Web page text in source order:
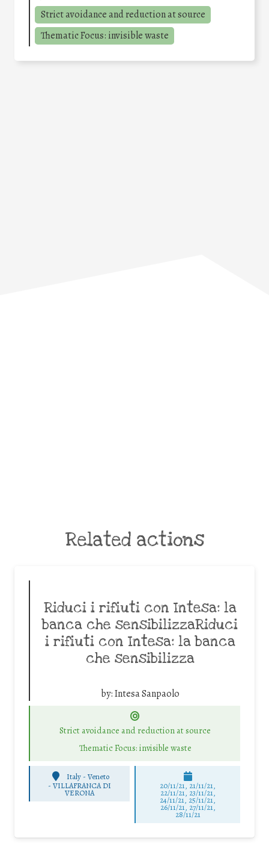
Strict avoidance and reduction at source
Thematic Focus: invisible waste
Related actions
Riduci i rifiuti con Intesa: la
banca che sensibilizzaRiduci
i rifiuti con Intesa: la banca
che sensibilizza
by:Intesa Sanpaolo
Strict avoidance and reduction at source
Thematic Focus: invisible waste
Italy - Veneto
-VILLAFRANCA DI
VERONA
20/11/21, 21/11/21,
22/11/21, 23/11/21,
24/11/21, 25/11/21,
26/11/21, 27/11/21,
28/11/21